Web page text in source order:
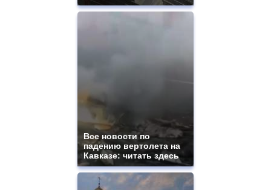
Все новости по
падению вертолета на
Кавказе: читать здесь